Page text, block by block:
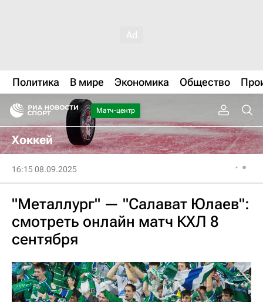
Политика В мире Экономика Общество
Матч-центр
Хоккей
16:15 08.09.2025
"Металлург" — "Салават Юлаев":
смотреть онлайн матч КХЛ 8
сентября